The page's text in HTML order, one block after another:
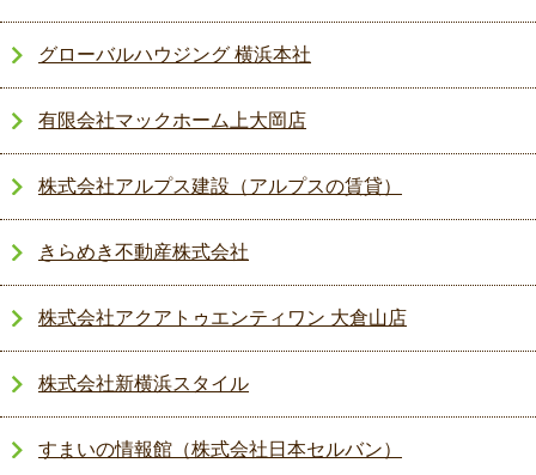
グローバルハウジング 横浜本社
有限会社マックホーム上大岡店
株式会社アルプス建設（アルプスの賃貸）
きらめき不動産株式会社
株式会社アクアトゥエンティワン 大倉山店
株式会社新横浜スタイル
すまいの情報館（株式会社日本セルバン）